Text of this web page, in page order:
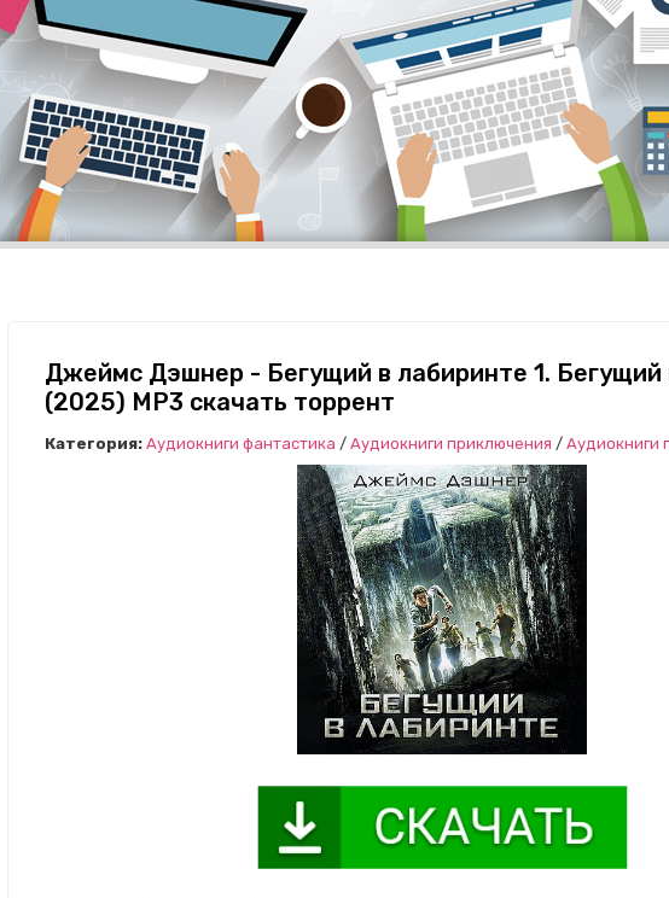
Джеймс Дэшнер - Бегущий в лабиринте 1. Бегущий
(2025) MP3 скачать торрент
Категория: Аудиокниги фантастика / Аудиокниги приключения / Аудиокниги